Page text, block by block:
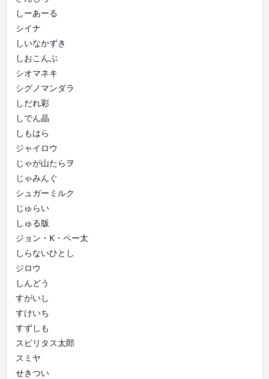
しーあーる
シイナ
しいなかずき
しおこんぶ
シオマネキ
シグノマンダラ
しだれ彩
しでん晶
しもはら
ジャイロウ
じゃが山たらヲ
じゃみんぐ
シュガーミルク
じゅらい
しゅる版
ジョン・K・ペー太
しらないひとし
ジロウ
しんどう
すがいし
すけいち
すずしも
スピリタス太郎
スミヤ
せきつい